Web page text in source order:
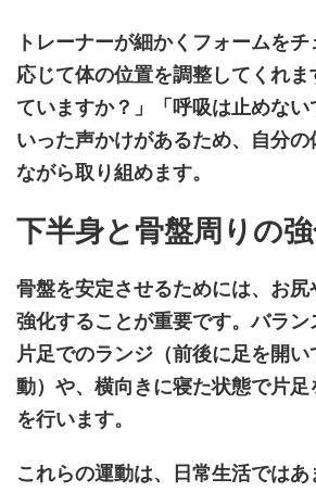
トレーナーが細かくフォームを
応じて体の位置を調整してくれ
ていますか？」「呼吸は止めない
いった声かけがあるため、自分の
ながら取り組めます。
下半身と骨盤周りの
骨盤を安定させるためには、お
強化することが重要です。バラ
片足でのランジ（前後に足を開
動）や、横向きに寝た状態で片
を行います。
これらの運動は、日常生活では